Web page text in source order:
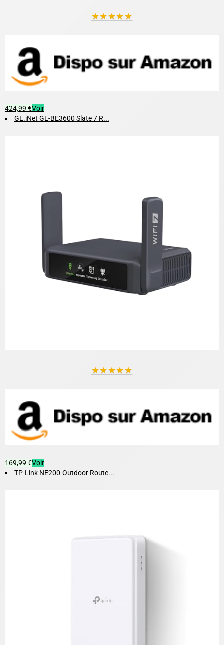
★★★★★
424,99 €Voir
GL.iNet GL-BE3600 Slate 7 R...
★★★★★
169,99 €Voir
TP-Link NE200-Outdoor Route...